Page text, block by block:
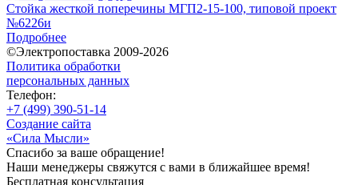
Стойка жесткой поперечины МГП2-15-100, типовой проект
№6226и
Подробнее
©Электропоставка 2009-2026
Политика обработки
персональных данных
Телефон:
+7 (499) 390-51-14
Создание сайта
«Сила Мысли»
Спасибо за ваше обращение!
Наши менеджеры свяжутся с вами в ближайшее время!
Бесплатная консультация